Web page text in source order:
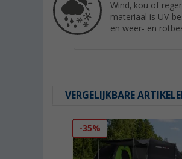
Wind, kou of
materiaal is UV-
en weer- en
VERGELIJKBARE
-35%